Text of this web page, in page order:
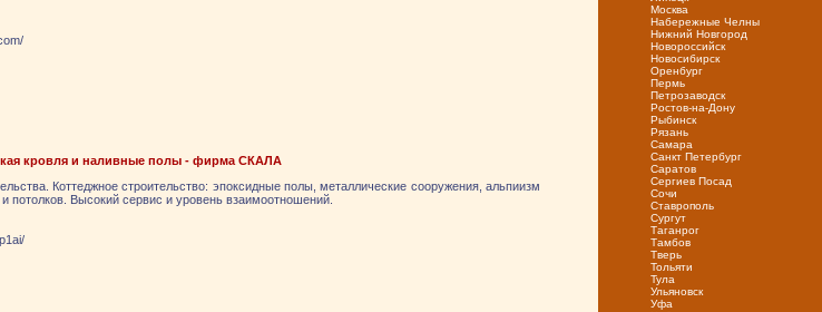
кровля и наливные полы - фирма СКАЛА
Коттеджное строительство: эпоксидные полы, металлические сооружения, альпиизм
потолков. Высокий сервис и уровень взаимоотношений.
Москва
Набережные Челны
Нижний Новгород
Новороссийск
Новосибирск
Оренбург
Пермь
Петрозаводск
Ростов-на-Дону
Рыбинск
Рязань
Самара
Санкт Петербург
Саратов
Сергиев Посад
Сочи
Ставрополь
Сургут
Таганрог
Тамбов
Тверь
Тольяти
Тула
Ульяновск
Уфа